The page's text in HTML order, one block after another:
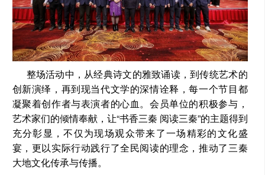
整场活动中，从经典诗文的雅致诵读，到传统艺术的
创新演绎，再到现当代文学的深情诠释，每一个节目都
凝聚着创作者与表演者的心血。会员单位的积极参与，
艺术家们的倾情奉献，让“书香三秦 阅读三秦”的主题得到
充分彰显，不仅为现场观众带来了一场精彩的文化盛
宴，更以实际行动践行了全民阅读的理念，推动了三秦
大地文化传承与传播。